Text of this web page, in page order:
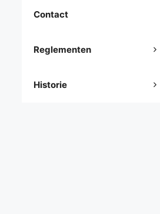
Contact
Reglementen
Historie